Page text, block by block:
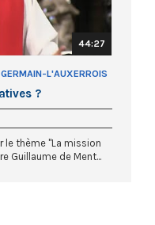
44:27
L'AUXERROIS
?
le thème "La mission
Guillaume de Ment...